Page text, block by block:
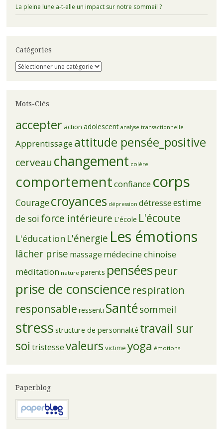
La pleine lune a-t-elle un impact sur notre sommeil ?
Catégories
Catégories
Mots-Clés
accepter action adolescent analyse transactionnelle
Apprentissage attitude pensée_positive
cerveau changement colère
comportementconfiance corps
Couragecroyances dépression détresseestime
de soi force intérieure L'école L'écoute
L'éducation L'énergie Les émotions
lâcher prise massage médecine chinoise
méditation nature parents pensées peur
prise de conscience respiration
responsable ressenti Santésommeil
stress structure de personnalité travail sur
soi tristessevaleurs victime yoga émotions
Paperblog